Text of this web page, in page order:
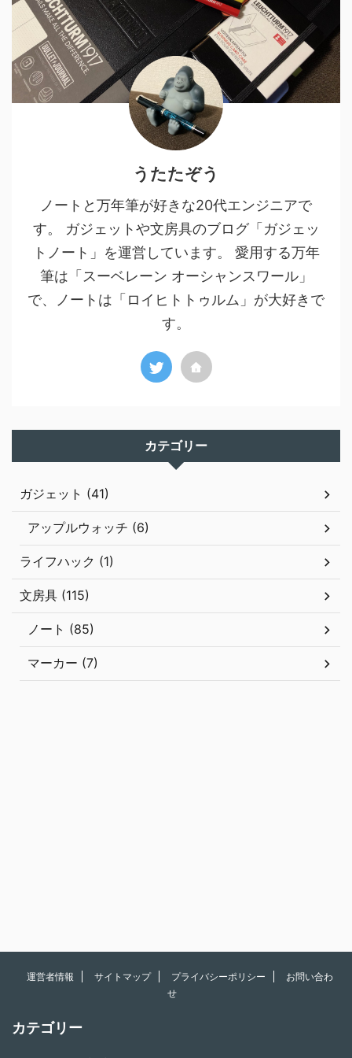
うたたぞう
ノートと万年筆が好きな20代エンジニアで
す。 ガジェットや文房具のブログ「ガジェッ
トノート」を運営しています。 愛用する万年
筆は「スーベレーン オーシャンスワール」
で、ノートは「ロイヒトトゥルム」が大好きで
す。
カテゴリー
ガジェット (41)
アップルウォッチ (6)
ライフハック (1)
文房具 (115)
ノート (85)
マーカー (7)
運営者情報 サイトマップ プライバシーポリシー
お問い合わ
せ
カテゴリー